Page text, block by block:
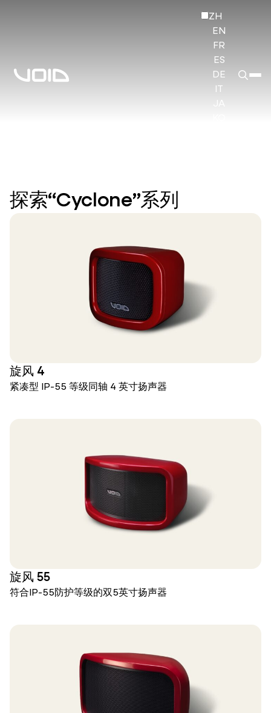
ZH
EN
FR
ES
DE
JA
探索“Cyclone”系列
旋风 4
紧凑型 IP-55 等级同轴 4 英寸扬声器
旋风 55
符合IP-55防护等级的双5英寸扬声器